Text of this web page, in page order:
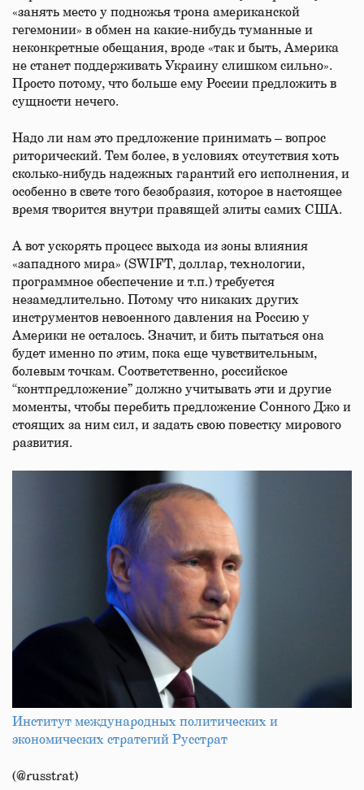
«занять место у подножья трона американской
гегемонии» в обмен на какие-нибудь туманные и
неконкретные обещания, вроде «так и быть, Америка
не станет поддерживать Украину слишком сильно».
Просто потому, что больше ему России предложить в
сущности нечего.
Надо ли нам это предложение принимать – вопрос
риторический. Тем более, в условиях отсутствия хоть
сколько-нибудь надежных гарантий его исполнения, и
особенно в свете того безобразия, которое в настоящее
время творится внутри правящей элиты самих США.
А вот ускорять процесс выхода из зоны влияния
«западного мира» (SWIFT, доллар, технологии,
программное обеспечение и т.п.) требуется
незамедлительно. Потому что никаких других
инструментов невоенного давления на Россию у
Америки не осталось. Значит, и бить пытаться она
будет именно по этим, пока еще чувствительным,
болевым точкам. Соответственно, российское
“контпредложение” должно учитывать эти и другие
моменты, чтобы перебить предложение Сонного Джо и
стоящих за ним сил, и задать свою повестку мирового
развития.
Институт международных политических и
экономических стратегий Русстрат
(@russtrat)